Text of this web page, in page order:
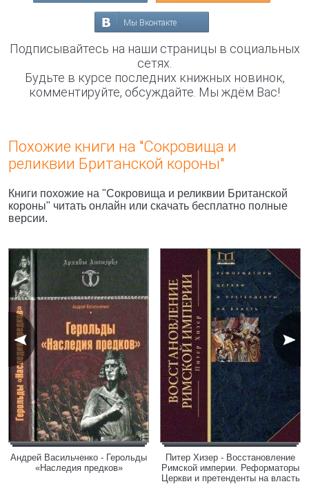
Мы Вконтакте
Подписывайтесь на наши страницы в социальных
сетях.
Будьте в курсе последних книжных новинок,
комментируйте, обсуждайте. Мы ждём Вас!
Похожие книги на "Сокровища и
реликвии Британской короны"
Книги похожие на "Сокровища и реликвии Британской
короны" читать онлайн или скачать бесплатно полные
версии.
Андрей Васильченко - Герольды
«Наследия предков»
Питер Хизер - Восстановление
Римской империи. Реформаторы
Церкви и претенденты на власть